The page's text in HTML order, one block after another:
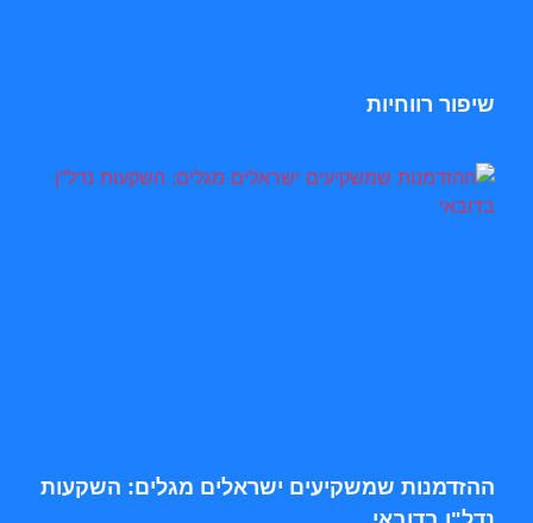
שיפור רווחיות
ההזדמנות שמשקיעים ישראלים מגלים: השקעות